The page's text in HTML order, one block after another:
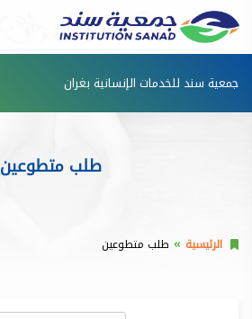
جمعية سند للخدمات الإنسانية بغران
طلب متطوعين
الرئيسية طلب متطوعين